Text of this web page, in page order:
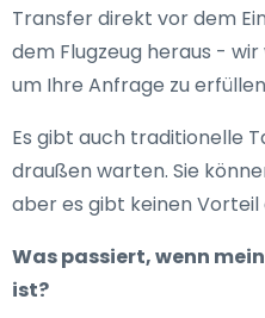
Transfer direkt vor dem
dem Flugzeug heraus -
um Ihre Anfrage zu
Es gibt auch traditionelle
draußen warten. Sie
aber es gibt keinen Vorteil
Was passiert, wenn
ist?